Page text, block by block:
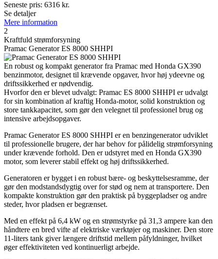
Seneste pris: 6316 kr.
Se detaljer
Mere information
2
Kraftfuld strømforsyning
Pramac Generator ES 8000 SHHPI
En robust og kompakt generator fra Pramac med Honda GX390
benzinmotor, designet til krævende opgaver, hvor høj ydeevne og
driftssikkerhed er nødvendig.
Hvorfor den er blevet udvalgt: Pramac ES 8000 SHHPI er udvalgt
for sin kombination af kraftig Honda-motor, solid konstruktion og
store tankkapacitet, som gør den velegnet til professionel brug og
intensive arbejdsopgaver.
Pramac Generator ES 8000 SHHPI er en benzingenerator udviklet
til professionelle brugere, der har behov for pålidelig strømforsyning
under krævende forhold. Den er udstyret med en Honda GX390
motor, som leverer stabil effekt og høj driftssikkerhed.
Generatoren er bygget i en robust bære- og beskyttelsesramme, der
gør den modstandsdygtig over for stød og nem at transportere. Den
kompakte konstruktion gør den praktisk på byggepladser og andre
steder, hvor pladsen er begrænset.
Med en effekt på 6,4 kW og en strømstyrke på 31,3 ampere kan den
håndtere en bred vifte af elektriske værktøjer og maskiner. Den store
11-liters tank giver længere driftstid mellem påfyldninger, hvilket
øger effektiviteten ved kontinuerligt arbejde.